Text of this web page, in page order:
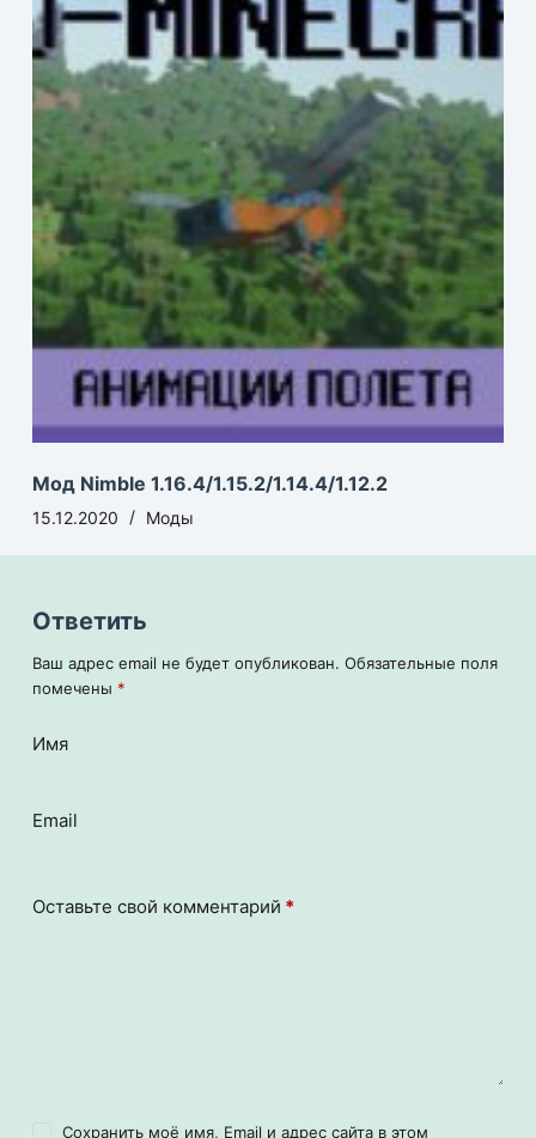
Мод Nimble 1.16.4/1.15.2/1.14.4/1.12.2
15.12.2020 Моды
Ответить
Ваш адрес email не будет опубликован. Обязательные поля
помечены *
Имя
Email
Оставьте свой комментарий *
Сохранить моё имя, Email и адрес сайта в этом